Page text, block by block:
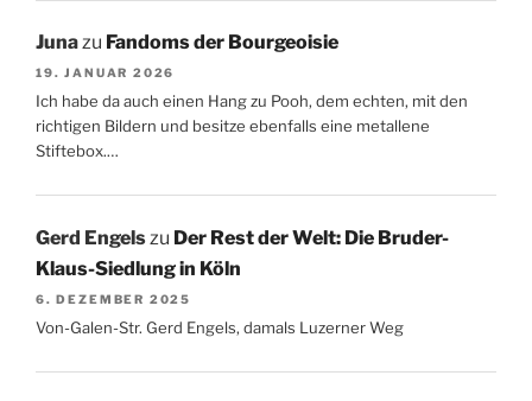
Junazu Fandoms der Bourgeoisie
19. JANUAR 2026
Ich habe da auch einen Hang zu Pooh, dem echten, mit den
richtigen Bildern und besitze ebenfalls eine metallene
Stiftebox.…
Gerd Engelszu Der Rest der Welt: Die Bruder-
Klaus-Siedlung in Köln
6. DEZEMBER 2025
Von-Galen-Str. Gerd Engels, damals Luzerner Weg